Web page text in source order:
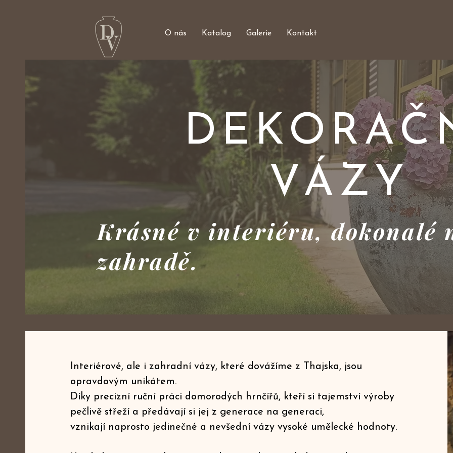
O nás Katalog Galerie Kontakt
VÁZY
Krásné v interiéru, dokonalé
zahradě.
Interiérové, ale i zahradní vázy, které dovážíme z Thajska, jsou
opravdovým unikátem.
Díky precizní ruční práci domorodých hrnčířů, kteří si tajemství výroby
pečlivě střeží a předávají si jej z generace na generaci,
vznikají naprosto jedinečné a nevšední vázy vysoké umělecké hodnoty.